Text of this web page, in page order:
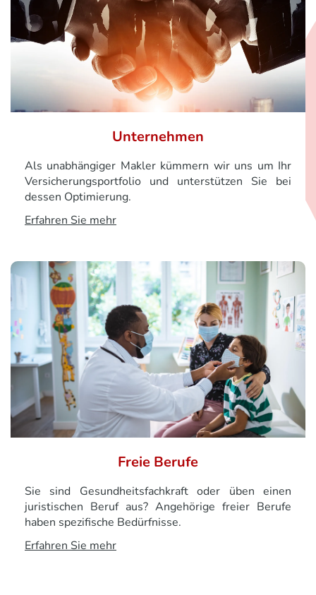
Unternehmen
Als unabhängiger Makler kümmern wir uns um Ihr
Versicherungsportfolio und unterstützen Sie bei
dessen Optimierung.
Erfahren Sie mehr
Freie Berufe
Sie sind Gesundheitsfachkraft oder üben einen
juristischen Beruf aus? Angehörige freier Berufe
haben spezifische Bedürfnisse.
Erfahren Sie mehr